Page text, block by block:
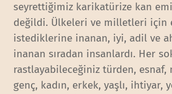
seyrettiğimiz karikatürize kan
değildi. Ülkeleri ve milletleri için
istediklerine inanan, iyi, adil ve
inanan sıradan insanlardı. Her
rastlayabileceğiniz türden, esnaf,
genç, kadın, erkek, yaşlı, ihtiyar,